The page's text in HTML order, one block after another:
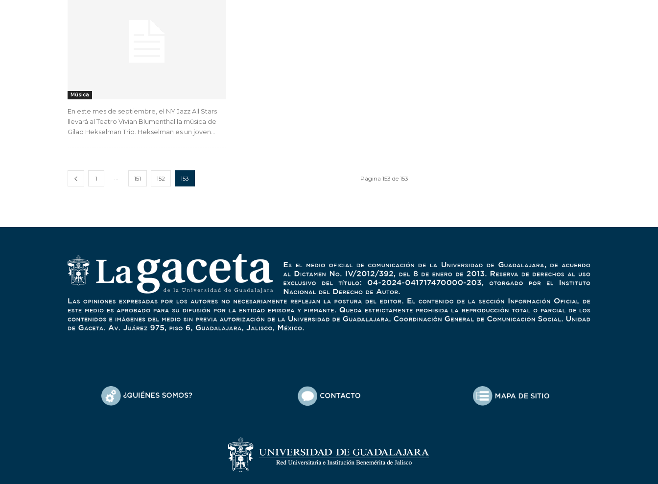
Música
En este mes de septiembre, el NY Jazz All Stars
llevará al Teatro Vivian Blumenthal la música de
Gilad Hekselman Trio. Hekselman es un joven...
1 151 152 153 Página 153 de 153